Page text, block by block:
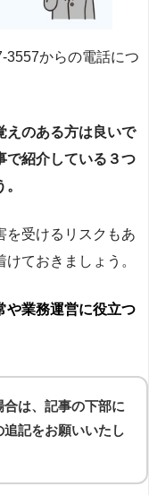
3557からの電話につ
えのある方は良いで
で紹介している３つ
を受けるリスクもあ
ておきましょう。
や業務運営に役立つ
は、記事の下部に
追記をお願いいたし